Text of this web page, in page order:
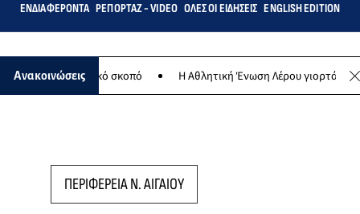
ΕΝΔΙΑΦΈΡΟΝΤΑ ΡΕΠΟΡΤΆΖ - VIDEO ΌΛΕΣ ΟΙ ΕΙΔΉΣΕΙΣ ENGLISH EDITION
Ανακοινώσεις
φιλανθρωπικό σκοπό Η Αθλητική Ένωση Λέρου γιορτάζει 30
ΠΕΡΙΦΕΡΕΙΑ Ν. ΑΙΓΑΙΟΥ